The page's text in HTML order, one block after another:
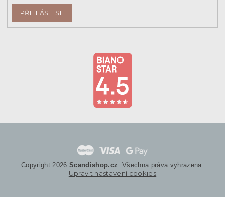
PŘIHLÁSIT SE
Copyright 2026 Scandishop.cz. Všechna práva vyhrazena.
Upravit nastavení cookies